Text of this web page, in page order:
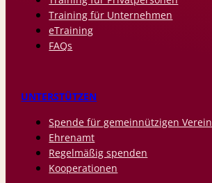
Training für Unternehmen
eTraining
FAQs
UNTERSTÜTZEN
Spende für gemeinnützigen Verein
Ehrenamt
Regelmäßig spenden
Kooperationen